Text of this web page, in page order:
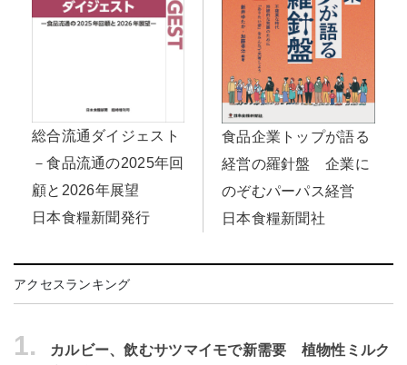
総合流通ダイジェスト
－食品流通の2025年回
顧と2026年展望
日本食糧新聞発行
食品企業トップが語る
経営の羅針盤 企業に
のぞむパーパス経営
日本食糧新聞社
アクセスランキング
1.
カルビー、飲むサツマイモで新需要 植物性ミルク